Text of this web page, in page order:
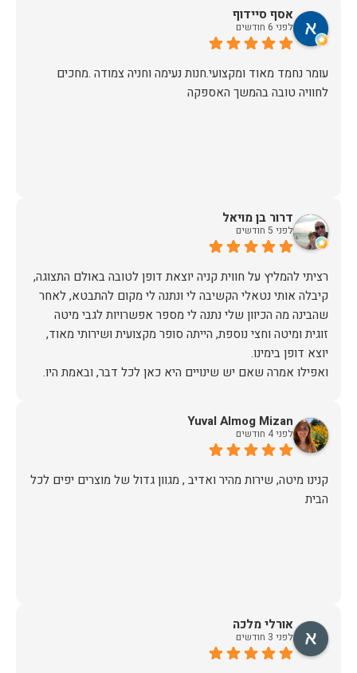
אסף סיידוף
לפני 6 חודשים
עומר נחמד מאוד ומקצועי.חנות נעימה וחניה צמודה .מחכים
לחוויה טובה בהמשך האספקה
דרור בן מויאל
לפני 5 חודשים
רציתי להמליץ על חווית קניה יוצאת דופן לטובה באולם התצוגה,
קיבלה אותי נטאלי הקשיבה לי ונתנה לי מקום להתבטא, לאחר
שהבינה מה הכיוון שלי נתנה לי מספר אפשרויות לגבי מיטה
זוגית ומיטה וחצי נוספת, הייתה סופר מקצועית ושירותי מאוד,
תודה. Yuval Almog Mizan
לפני 4 חודשים
קנינו מיטה, שירות מהיר ואדיב , מגוון גדול של מוצרים יפים לכל
הבית
אורלי מלכה
לפני 3 חודשים